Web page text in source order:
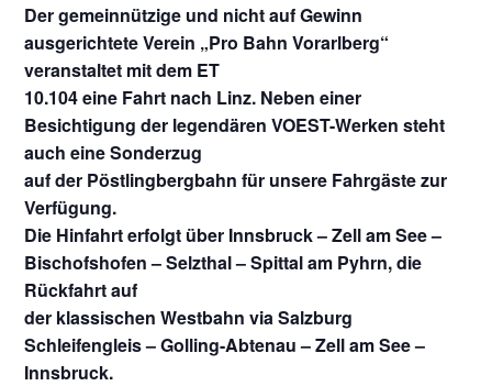
Der gemeinnützige und nicht auf Gewinn
ausgerichtete Verein „Pro Bahn Vorarlberg“
veranstaltet mit dem ET
10.104 eine Fahrt nach Linz. Neben einer
Besichtigung der legendären VOEST-Werken steht
auch eine Sonderzug
auf der Pöstlingbergbahn für unsere Fahrgäste zur
Verfügung.
Die Hinfahrt erfolgt über Innsbruck – Zell am See –
Bischofshofen – Selzthal – Spittal am Pyhrn, die
Rückfahrt auf
der klassischen Westbahn via Salzburg
Schleifengleis – Golling-Abtenau – Zell am See –
Innsbruck.